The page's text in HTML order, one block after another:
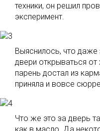
техники, он решил
эксперимент.
Выяснилось, что
двери открываться
парень достал из
приняла и вовсе
Что же это за дверь